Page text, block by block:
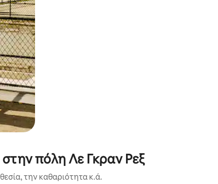
πόλη Λε Γκραν Ρεξ
την καθαριότητα κ.ά.